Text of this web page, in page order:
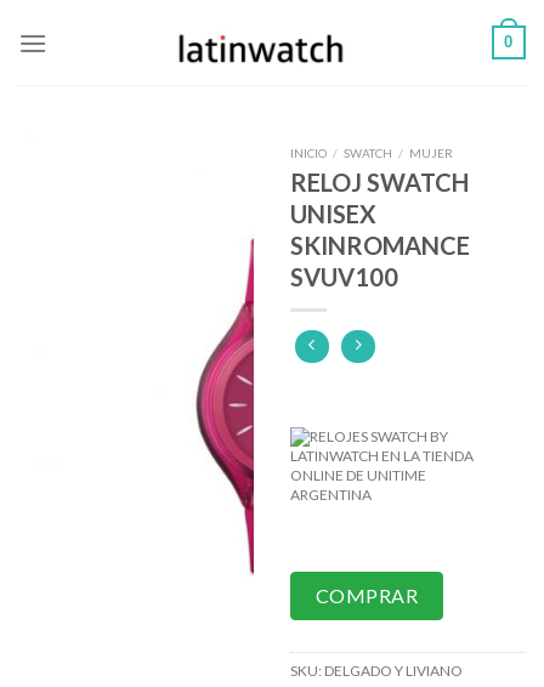
0
INICIO / SWATCH / MUJER
RELOJ SWATCH
UNISEX
SKINROMANCE
SVUV100
COMPRAR
SKU: DELGADO Y LIVIANO